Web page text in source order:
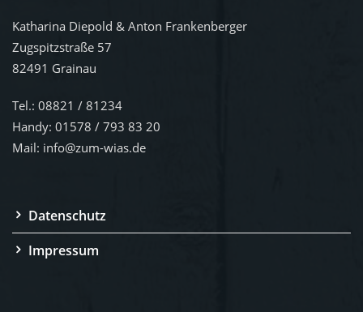
Impressum
Copyright © 2021 Zum Wias